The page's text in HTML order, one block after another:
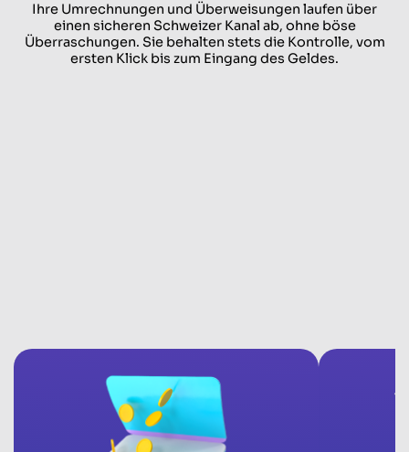
Ihre Umrechnungen und Überweisungen laufen über
einen sicheren Schweizer Kanal ab, ohne böse
Überraschungen. Sie behalten stets die Kontrolle, vom
ersten Klick bis zum Eingang des Geldes.